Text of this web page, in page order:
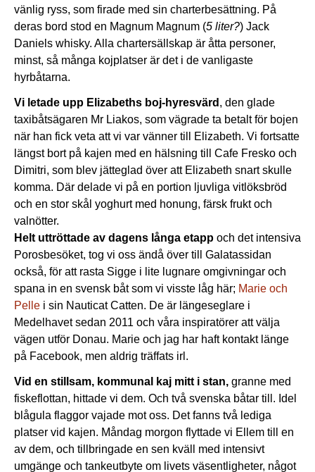
vänlig ryss, som firade med sin charterbesättning. På
deras bord stod en Magnum Magnum (5 liter?) Jack
Daniels whisky. Alla chartersällskap är åtta personer,
minst, så många kojplatser är det i de vanligaste
hyrbåtarna.
Vi letade upp Elizabeths boj-hyresvärd , den glade
taxibåtsägaren Mr Liakos, som vägrade ta betalt för bojen
när han fick veta att vi var vänner till Elizabeth. Vi fortsatte
längst bort på kajen med en hälsning till Cafe Fresko och
Dimitri, som blev jätteglad över att Elizabeth snart skulle
komma. Där delade vi på en portion ljuvliga vitlöksbröd
och en stor skål yoghurt med honung, färsk frukt och
valnötter.
Helt uttröttade av dagens långa etapp och det intensiva
Porosbesöket, tog vi oss ändå över till Galatassidan
också, för att rasta Sigge i lite lugnare omgivningar och
spana in en svensk båt som vi visste låg här; Marie och
Pelle i sin Nauticat Catten. De är längeseglare i
Medelhavet sedan 2011 och våra inspiratörer att välja
vägen utför Donau. Marie och jag har haft kontakt länge
på Facebook, men aldrig träffats irl.
Vid en stillsam, kommunal kaj mitt i stan, granne med
fiskeflottan, hittade vi dem. Och två svenska båtar till. Idel
blågula flaggor vajade mot oss. Det fanns två lediga
platser vid kajen. Måndag morgon flyttade vi Ellem till en
av dem, och tillbringade en sen kväll med intensivt
umgänge och tankeutbyte om livets väsentligheter, något